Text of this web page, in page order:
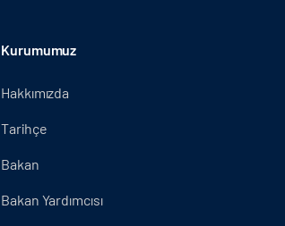
Kurumumuz
Hakkımızda
Tarihçe
Bakan
Bakan Yardımcısı